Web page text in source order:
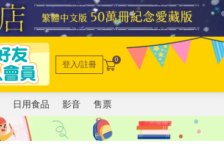
登入/註冊 0
日用食品 影音 售票